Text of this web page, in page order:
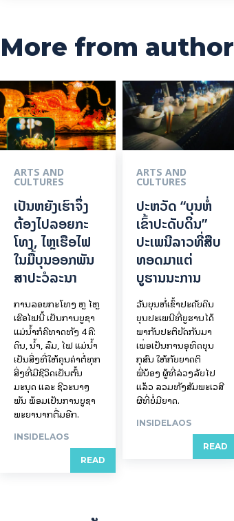
More from author
ARTS AND
CULTURES
ເປັນ​ຫຍັງ​ເຮົາ​ຈຶ່ງ​
ຕ້ອງ​ໄປລອຍ​ກະ​
ໂທງ, ໄຫຼ​ເຮືອ​ໄຟ
ໃນ​ມື້​​ບຸນ​ອອກ​ພັນ​
ສາ​ປະ​ວໍ​ລະ​ນາ
ການລອຍ​ກະ​ໂທງ ຫຼື ໄຫຼ
ເຮືອໄຟນີ້ ເປັນການບູຊາ
ແມ່ນໍ້າກໍຄືທາດທັງ 4 ຄື:
ດິນ, ນໍ້າ, ລົມ, ໄຟ ແມ່ນໍ້າ
ເປັນສິ່ງທີ່ໃຫ້ຄຸນຄ່າຕໍ່ທຸກ
ສິ່ງທີ່ມີຊີວິດເປັນຕົ້ນ
ມະນຸດ ແລະ ຊີວະນາໆ
ພັນ ພ້ອມເປັນການບູຊາ
ພະຍານາກຕື່ມອີກ.
INSIDELAOS
READ
ARTS AND
CULTURES
ປະຫວັດ “ບຸນຫໍ່
ເຂົ້າປະດັບດິນ”
ປະເພນີລາວທີ່ສືບ
ທອດມາແຕ່
ບູຮານນະການ
ວັນບຸນຫໍ່ເຂົ້າປະດັບດິນ
ບຸນປະເພນີທີ່ບູຮານໄດ້
ພາກັນປະຕິບັດກັນມາ
ເພື່ອເປັນການອຸທິດບຸນ
ກຸສົນ ໃຫ້ກັບຍາດຕິ
ພີ່ນ້ອງ ຜູ້ທີ່ລ່ວງລັບໄປ
ແລ້ວ ລວມທັງສັມພະເວສີ
ຜີທີ່ບໍ່ມີຍາດ.
INSIDELAOS
READ